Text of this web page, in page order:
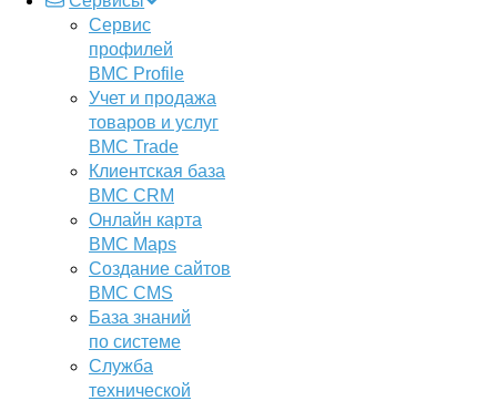
Сервис
профилей
BMC Profile
Учет и продажа
товаров и услуг
BMC Trade
Клиентская база
BMC CRM
Онлайн карта
BMC Maps
Создание сайтов
BMC CMS
База знаний
по системе
Служба
технической